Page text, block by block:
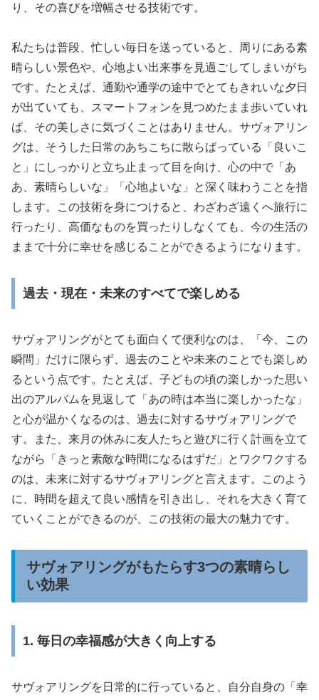
り、その喜びを増幅させる技術です。
私たちは普段、忙しい毎日を送っていると、周りにある素
晴らしい景色や、心地よい出来事を見過ごしてしまいがち
です。たとえば、通勤や通学の途中でとてもきれいな夕日
が出ていても、スマートフォンを見つめたまま歩いていれ
ば、その美しさに気づくことはありません。サヴォアリン
グは、そうした日常のあちこちに散らばっている「良いこ
と」にしっかりと立ち止まって目を向け、心の中で「あ
あ、素晴らしいな」「心地よいな」と深く味わうことを指
します。この技術を身につけると、わざわざ遠くへ旅行に
行ったり、高価なものを買ったりしなくても、今の生活の
ままで十分に幸せを感じることができるようになります。
過去・現在・未来のすべてで楽しめる
サヴォアリングがとても面白くて便利なのは、「今、この
瞬間」だけに限らず、過去のことや未来のことでも楽しめ
るという点です。たとえば、子どもの頃の楽しかった思い
出のアルバムを見返して「あの時は本当に楽しかったな」
と心が温かくなるのは、過去に対するサヴォアリングで
す。また、来月の休みに友人たちと遊びに行く計画を立て
ながら「きっと素敵な時間になるはずだ」とワクワクする
のは、未来に対するサヴォアリングと言えます。このよう
に、時間を超えて良い感情を引き出し、それを大きく育て
ていくことができるのが、この技術の最大の魅力です。
サヴォアリングがもたらす3つの素晴らし
い効果
1. 毎日の幸福感が大きく向上する
サヴォアリングを日常的に行っていると、自分自身の「幸